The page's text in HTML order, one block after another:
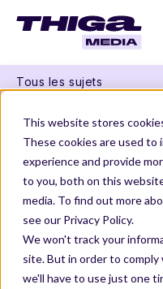
This website stores
These cookies are used to
experience and provide
to you, both on this
media. To find out more
see our Privacy Policy.
We won't track your
site. But in order to
we'll have to use just one
Tous les sujets
Thiga Media
Le Dico du